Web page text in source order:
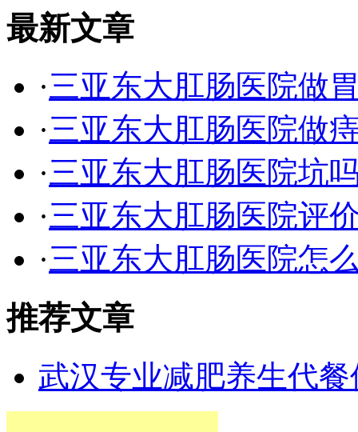
最新文章
·三亚东大肛肠医院做
·三亚东大肛肠医院做
·三亚东大肛肠医院坑
·三亚东大肛肠医院评
·三亚东大肛肠医院怎
推荐文章
武汉专业减肥养生代